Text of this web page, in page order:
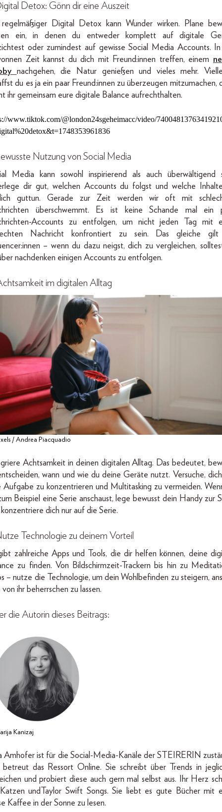
Detox: Gönn dir eine Auszeit
Digital Detox kann Wunder wirken. Plane
ein, in denen du entweder komplett auf digitale
oder zumindest auf gewisse Social Media Accounts.
Zeit kannst du dich mit Freund:innen treffen, einem
nachgehen, die Natur genießen und vieles mehr.
du es ja ein paar Freund:innen zu überzeugen mitzumachen,
ihr gemeinsam eure digitale Balance aufrechthalten.
www.tiktok.com/@london24sgeheimacc/video/
Nutzung von Social Media
Media kann sowohl inspirierend als auch überwältigend
dir gut, welchen Accounts du folgst und welche
guttun. Gerade zur Zeit werden wir oft mit
überschwemmt. Es ist keine Schande mal ein
Accounts zu entfolgen, um nicht jeden Tag mit
Nachricht konfrontiert zu sein. Das gleiche
– wenn du dazu neigst, dich zu vergleichen,
nachdenken einigen Accounts zu entfolgen.
im digitalen Alltag
/ Andrea Piacquadio
Achtsamkeit in deinen digitalen Alltag. Das bedeutet,
wann und wie du deine Geräte nutzt. Versuche,
Aufgabe zu konzentrieren und Multitasking zu vermeiden.
Beispiel eine Serie anschaust, lege bewusst dein Handy zur
dich nur auf die Serie.
Technologie zu deinem Vorteil
zahlreiche Apps und Tools, die dir helfen können, deine
zu finden. Von Bildschirmzeit-Trackern bis hin zu
– nutze die Technologie, um dein Wohlbefinden zu steigern,
von ihr beherrschen zu lassen.
die Autorin dieses Beitrags:
Kanizaj
Amhofer ist für die Social-Media-Kanäle der STEIRERIN
betreut das Ressort Online. Sie schreibt über Trends in
und probiert diese auch gern mal selbst aus. Ihr Herz
undTaylor Swift Songs. Sie liebt es gute Bücher mit
Kaffee in der Sonne zu lesen.